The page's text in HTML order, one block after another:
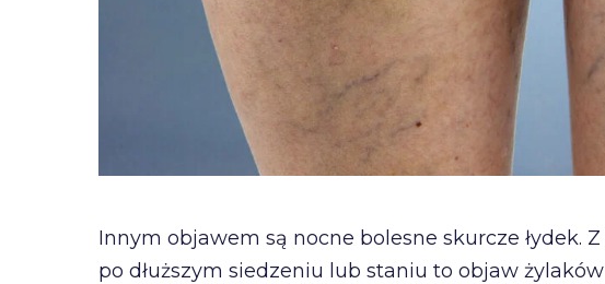
Innym objawem są nocne bolesne skurcze łydek.
po dłuższym siedzeniu lub staniu to objaw